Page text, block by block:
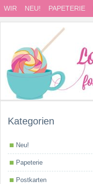
WIR NEU! PAPETERIE
Kategorien
Neu!
Papeterie
Postkarten